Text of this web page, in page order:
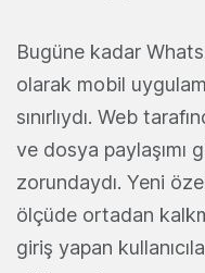
Bugüne kadar
olarak mobil
sınırlıydı. Web
ve dosya paylaşımı
zorundaydı. Yeni
ölçüde ortadan
giriş yapan